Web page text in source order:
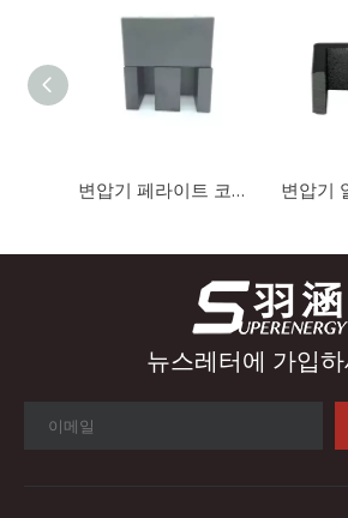
산업 제어
변압기 페라이트 코어를 위한 EE 유형 자기 코어 Mn-Zn 페라이트 코어
뉴스레터에 가입